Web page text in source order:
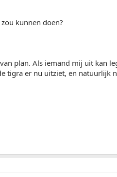
kunnen doen?
plan. Als iemand mij uit kan
tigra er nu uitziet, en natuurlijk